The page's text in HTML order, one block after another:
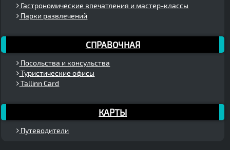
Гастрономические впечатления и мастер-классы
Парки развлечений
СПРАВОЧНАЯ
Посольства и консульства
Туристические офисы
Tallinn Card
КАРТЫ
Путеводители